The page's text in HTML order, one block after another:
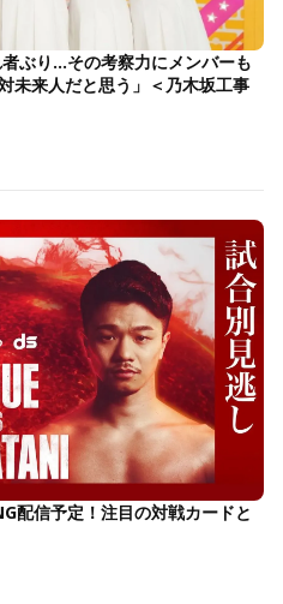
ぶり…その考察力にメンバーも
未来人だと思う」＜乃木坂工事
配信予定！注目の対戦カードと